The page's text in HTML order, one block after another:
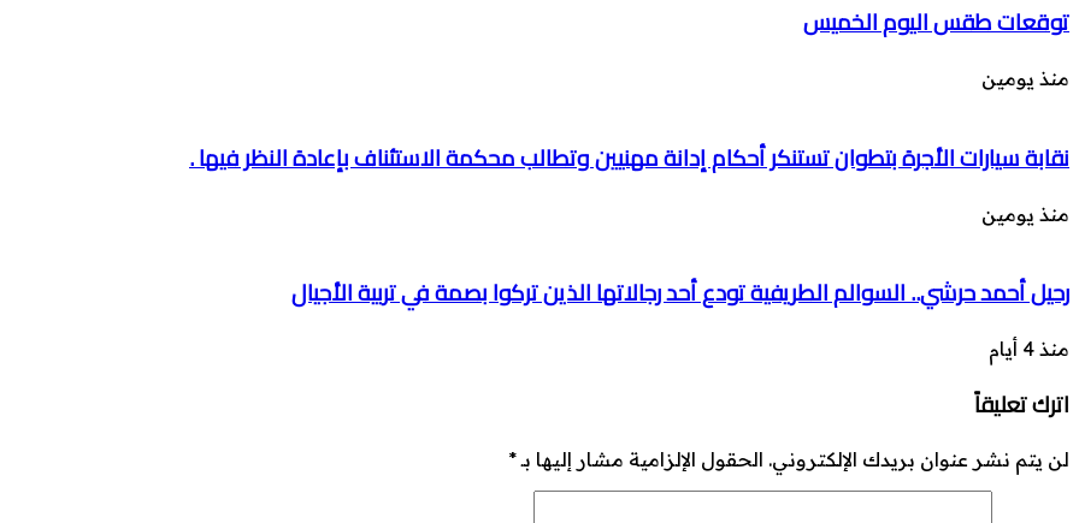
توقعات طقس اليوم الخميس
منذ يومين
نقابة سيارات الأجرة بتطوان تستنكر أحكام إدانة مهنيين وتطالب محكمة الاستئناف بإعادة النظر فيها .
منذ يومين
رحيل أحمد حرشي.. السوالم الطريفية تودع أحد رجالاتها الذين تركوا بصمة في تربية الأجيال
منذ 4 أيام
اترك تعليقاً
لن يتم نشر عنوان بريدك الإلكتروني. الحقول الإلزامية مشار إليها بـ*